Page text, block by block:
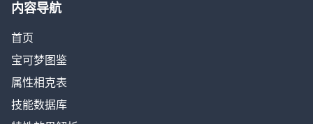
内容导航
首页
宝可梦图鉴
属性相克表
技能数据库